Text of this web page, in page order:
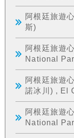
阿根廷旅遊
斯)
阿根廷旅遊
National
阿根廷旅遊
諾冰川) , El
阿根廷旅遊
National